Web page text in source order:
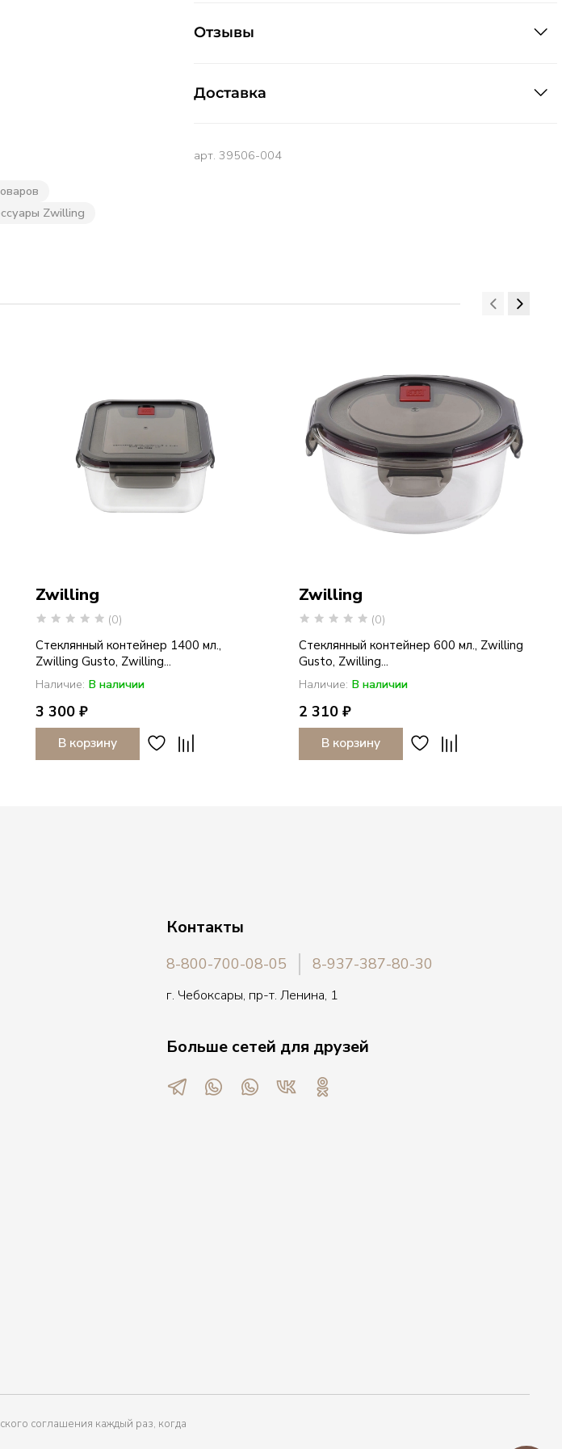
Zwilling
Отзывы
Доставка
арт.39506-004
Zwilling
(0)
Стеклянный контейнер 1400 мл.,
Zwilling Gusto, Zwilling...
Наличие: В наличии
3 300 ₽
В корзину
Zwilling
(0)
Стеклянный контейнер 600 мл., Zwilling
Gusto, Zwilling...
Наличие: В наличии
2 310 ₽
В корзину
Контакты
8-800-700-08-05 8-937-387-80-30
г. Чебоксары, пр-т. Ленина, 1
Больше сетей для друзей
соглашения каждый раз, когда